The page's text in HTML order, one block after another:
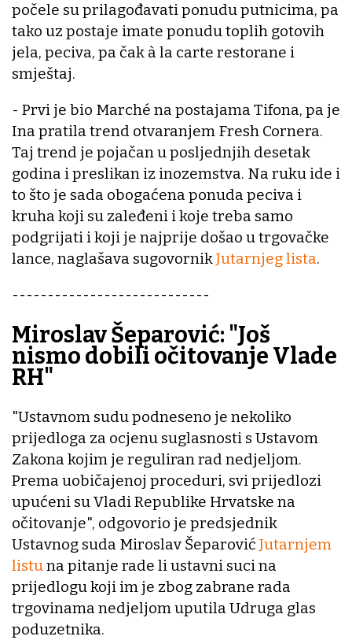
počele su prilagođavati ponudu putnicima, pa
tako uz postaje imate ponudu toplih gotovih
jela, peciva, pa čak à la carte restorane i
smještaj.
- Prvi je bio Marché na postajama Tifona, pa je
Ina pratila trend otvaranjem Fresh Cornera.
Taj trend je pojačan u posljednjih desetak
godina i preslikan iz inozemstva. Na ruku ide i
to što je sada obogaćena ponuda peciva i
kruha koji su zaleđeni i koje treba samo
podgrijati i koji je najprije došao u trgovačke
lance, naglašava sugovornikJutarnjeg lista.
----------------------------
Miroslav Šeparović: "Još
nismo dobili očitovanje Vlade
RH"
"Ustavnom sudu podneseno je nekoliko
prijedloga za ocjenu suglasnosti s Ustavom
Zakona kojim je reguliran rad nedjeljom.
Prema uobičajenoj proceduri, svi prijedlozi
upućeni su Vladi Republike Hrvatske na
očitovanje", odgovorio je predsjednik
Ustavnog suda Miroslav Šeparović Jutarnjem
listuna pitanje rade li ustavni suci na
prijedlogu koji im je zbog zabrane rada
trgovinama nedjeljom uputila Udruga glas
poduzetnika.